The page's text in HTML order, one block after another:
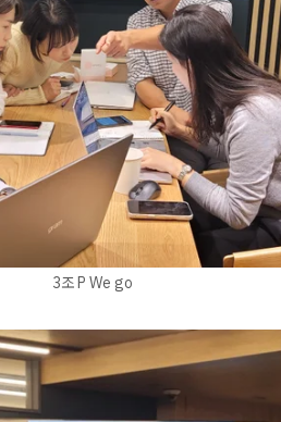
3조 P We go